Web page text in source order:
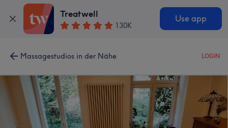
Treatwell
130K
Use app
Massagestudios in der Nähe LOGIN